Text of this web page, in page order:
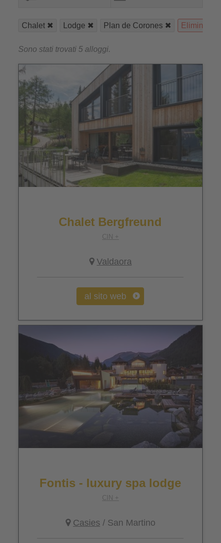
Chalet Lodge Plan de Corones Elimina
Sono stati trovati 5 alloggi.
Chalet Bergfreund
CIN +
Valdaora
al sito web
Fontis - luxury spa lodge
CIN +
Casies / San Martino